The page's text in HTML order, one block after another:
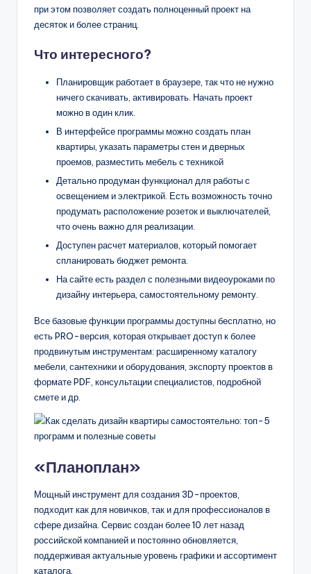
при этом позволяет создать полноценный проект на
десяток и более страниц.
Что интересного?
Планировщик работает в браузере, так что не нужно
ничего скачивать, активировать. Начать проект
можно в один клик.
В интерфейсе программы можно создать план
квартиры, указать параметры стен и дверных
проемов, разместить мебель с техникой
Детально продуман функционал для работы с
освещением и электрикой. Есть возможность точно
продумать расположение розеток и выключателей,
что очень важно для реализации.
Доступен расчет материалов, который помогает
спланировать бюджет ремонта.
На сайте есть раздел с полезными видеоуроками по
дизайну интерьера, самостоятельному ремонту.
Все базовые функции программы доступны бесплатно, но
есть PRO-версия, которая открывает доступ к более
продвинутым инструментам: расширенному каталогу
мебели, сантехники и оборудования, экспорту проектов в
формате PDF, консультации специалистов, подробной
смете и др.
«Планоплан»
Мощный инструмент для создания 3D-проектов,
подходит как для новичков, так и для профессионалов в
сфере дизайна. Сервис создан более 10 лет назад
российской компанией и постоянно обновляется,
поддерживая актуальные уровень графики и ассортимент
каталога.